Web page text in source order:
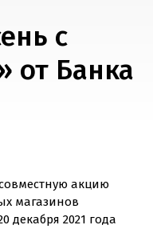
с
от Банка
акцию
магазинов
декабря 2021 года